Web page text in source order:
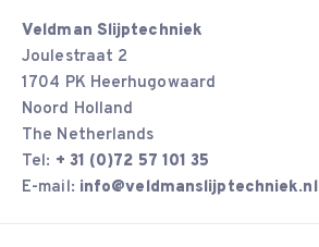
Veldman Slijptechniek
Joulestraat 2
1704 PK Heerhugowaard
Noord Holland
The Netherlands
Tel: + 31 (0)72 57 101 35
E-mail: info@veldmanslijptechniek.nl